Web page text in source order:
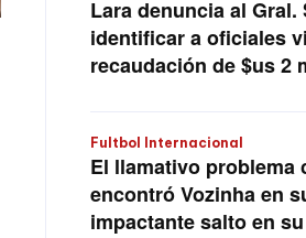
Lara denuncia al
identificar a oficiales
recaudación de $us 2
Fultbol Internacional
El llamativo problema
encontró Vozinha en
impactante salto en